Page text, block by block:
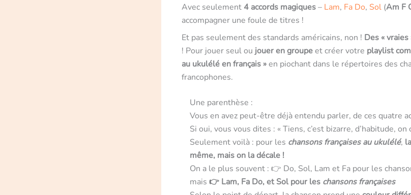
Avec seulement4 accords magiques– Lam, Fa Do, Sol (Am F
accompagner une foule de titres !
Et pas seulement des standards américains, non ! Des «
! Pour jouer seul ou jouer en groupeet créer votre playlist
au ukulélé en français »en piochant dans le répertoires des
francophones.
Une parenthèse :
Vous en avez peut-être déjà entendu parler, de ces quatre
Si oui, vous vous dites : « Tiens, c’est bizarre, d’habitude,
Seulement voilà : pour les chansons françaises au ukulélé,
même, mais on la décale !
On a le plus souvent : 👉 Do, Sol, Lam et Fa pour les
mais 👉 Lam, Fa Do, et Sol pour les chansons françaises